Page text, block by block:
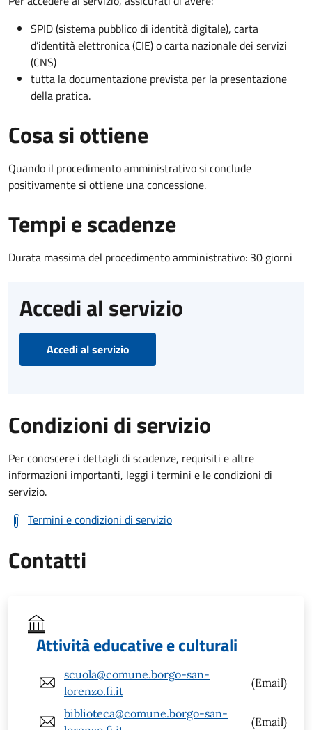
SPID (sistema pubblico di identità digitale), carta
d’identità elettronica (CIE) o carta nazionale dei servizi
(CNS)
tutta la documentazione prevista per la presentazione
della pratica.
Cosa si ottiene
Quando il procedimento amministrativo si conclude
positivamente si ottiene una concessione.
Tempi e scadenze
Durata massima del procedimento amministrativo: 30 giorni
Accedi al servizio
Accedi al servizio
Condizioni di servizio
Per conoscere i dettagli di scadenze, requisiti e altre
informazioni importanti, leggi i termini e le condizioni di
servizio.
Termini e condizioni di servizio
Contatti
Attività educative e culturali
scuola@comune.borgo-san-
lorenzo.fi.it
(Email)
biblioteca@comune.borgo-san-
(Email)